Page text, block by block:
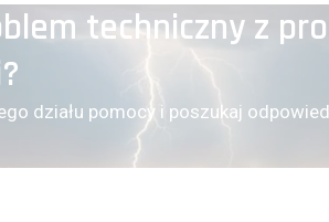
techniczny z
działu pomocy i poszukaj